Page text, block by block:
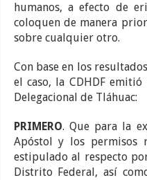
humanos, a efecto de
coloquen de manera
sobre cualquier otro.
Con base en los
el caso, la CDHDF
Delegacional de Tláhuac:
PRIMERO. Que para la
Apóstol y los permisos
estipulado al respecto
Distrito Federal, así